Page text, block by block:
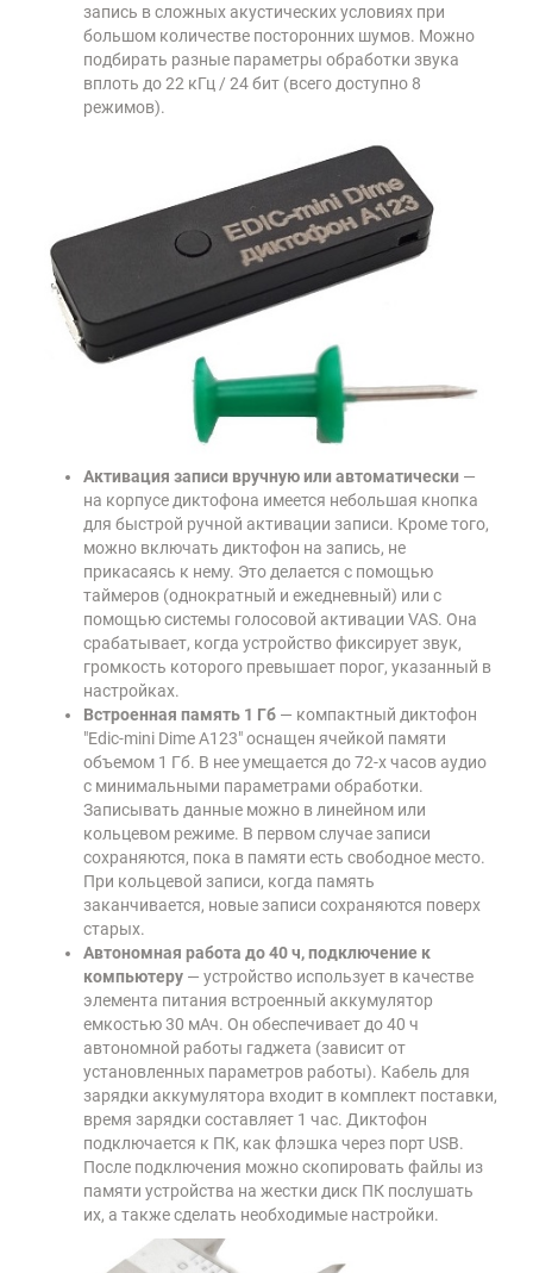
запись в сложных акустических условиях при
большом количестве посторонних шумов. Можно
подбирать разные параметры обработки звука
вплоть до 22 кГц / 24 бит (всего доступно 8
режимов).
Активация записи вручную или автоматически —
на корпусе диктофона имеется небольшая кнопка
для быстрой ручной активации записи. Кроме того,
можно включать диктофон на запись, не
прикасаясь к нему. Это делается с помощью
таймеров (однократный и ежедневный) или с
помощью системы голосовой активации VAS. Она
срабатывает, когда устройство фиксирует звук,
громкость которого превышает порог, указанный в
настройках.
Встроенная память 1 Гб — компактный диктофон
"Edic-mini Dime А123" оснащен ячейкой памяти
объемом 1 Гб. В нее умещается до 72-х часов аудио
с минимальными параметрами обработки.
Записывать данные можно в линейном или
кольцевом режиме. В первом случае записи
сохраняются, пока в памяти есть свободное место.
При кольцевой записи, когда память
заканчивается, новые записи сохраняются поверх
старых.
Автономная работа до 40 ч, подключение к
компьютеру — устройство использует в качестве
элемента питания встроенный аккумулятор
емкостью 30 мАч. Он обеспечивает до 40 ч
автономной работы гаджета (зависит от
установленных параметров работы). Кабель для
зарядки аккумулятора входит в комплект поставки,
время зарядки составляет 1 час. Диктофон
подключается к ПК, как флэшка через порт USB.
После подключения можно скопировать файлы из
памяти устройства на жестки диск ПК послушать
их, а также сделать необходимые настройки.